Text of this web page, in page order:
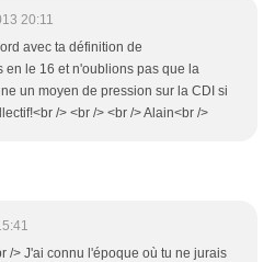
20:11
avec ta définition de
en le 16 et n'oublions pas que la
un moyen de pression sur la CDI si
/> <br /> <br /> Alain<br />
/> J'ai connu l'époque où tu ne jurais